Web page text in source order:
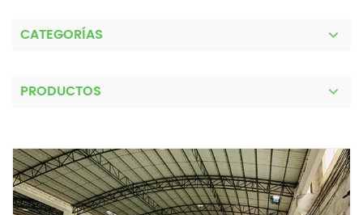
CATEGORÍAS
PRODUCTOS